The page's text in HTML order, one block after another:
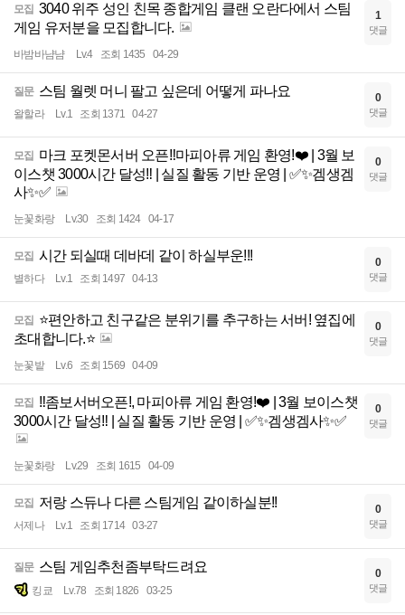
모집 3040 위주 성인 친목 종합게임 클랜 오란다에서 스팀
게임 유저분을 모집합니다.
바밤바냠냠 Lv.4 조회 1435 04-29
1
댓글
질문 스팀 월렛 머니 팔고 싶은데 어떻게 파나요
왈할라 Lv.1 조회 1371 04-27
0
댓글
모집 마크 포켓몬서버 오픈‼️마피아류 게임 환영!❤️ | 3월 보
이스챗 3000시간 달성‼️ | 실질 활동 기반 운영 | ✅✨겜생겜
사✨✅
눈꽃화랑 Lv.30 조회 1424 04-17
0
댓글
모집 시간 되실때 데바데 같이 하실부운!!!
별하다 Lv.1 조회 1497 04-13
0
댓글
모집 ⭐️편안하고 친구같은 분위기를 추구하는 서버! 옆집에
초대합니다.⭐️
눈꽃밭 Lv.6 조회 1569 04-09
0
댓글
모집 ‼️좀보서버오픈!, 마피아류 게임 환영!❤️ | 3월 보이스챗
3000시간 달성‼️ | 실질 활동 기반 운영 | ✅✨겜생겜사✨✅
눈꽃화랑 Lv.29 조회 1615 04-09
0
댓글
모집 저랑 스듀나 다른 스팀게임 같이하실분!!
서제나 Lv.1 조회 1714 03-27
0
댓글
질문 스팀 게임추천좀부탁드려요
킹쿄 Lv.78 조회 1826 03-25
0
댓글